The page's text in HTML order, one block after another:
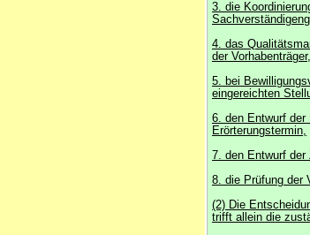
3. die
4. das
der Vorhabenträger,
5. bei
eingereichten
6. den Entwurf der
Erörterungstermin,
7. den Entwurf
8. die Prüfung der
(2) Die
trifft allein die